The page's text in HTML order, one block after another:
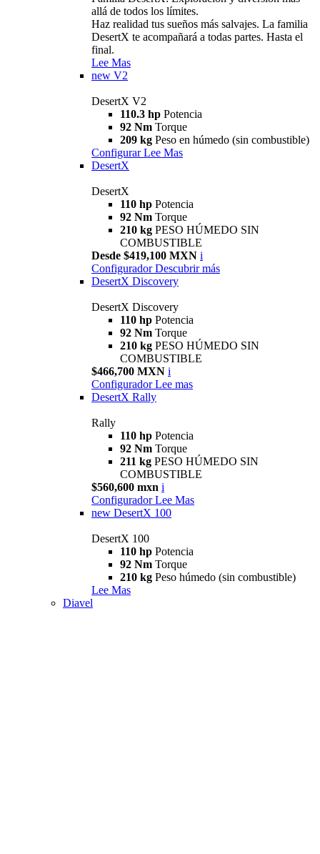
allá de todos los límites.
Haz realidad tus sueños más salvajes. La familia
DesertX te acompañará a todas partes. Hasta el
final.
Lee Mas
new V2
DesertX V2
110.3 hp Potencia
92 Nm Torque
209 kg Peso en húmedo (sin combustible)
Configurar Lee Mas
DesertX
DesertX
110 hp Potencia
92 Nm Torque
210 kg PESO HÚMEDO SIN
COMBUSTIBLE
Desde $419,100 MXN i
Configurador Descubrir más
DesertX Discovery
DesertX Discovery
110 hp Potencia
92 Nm Torque
210 kg PESO HÚMEDO SIN
COMBUSTIBLE
$466,700 MXN i
Configurador Lee mas
DesertX Rally
Rally
110 hp Potencia
92 Nm Torque
211 kg PESO HÚMEDO SIN
COMBUSTIBLE
$560,600 mxn i
Configurador Lee Mas
new DesertX 100
DesertX 100
110 hp Potencia
92 Nm Torque
210 kg Peso húmedo (sin combustible)
Lee Mas
Diavel